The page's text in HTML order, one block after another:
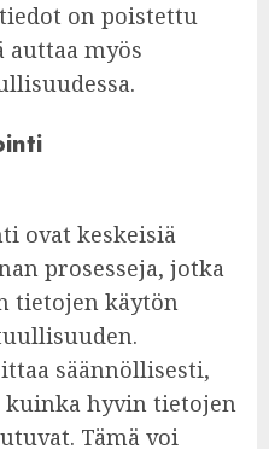
on poistettu
auttaa myös
ovat keskeisiä
prosesseja, jotka
tietojen käytön
säännöllisesti,
hyvin tietojen
Tämä voi